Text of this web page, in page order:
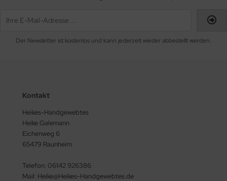
Der Newsletter ist kostenlos und kann jederzeit wieder abbestellt werden.
Kontakt
Heikes-Handgewebtes
Heike Galemann
Eichenweg 6
65479 Raunheim
Telefon: 06142 926386
Mail: Heike@Heikes-Handgewebtes.de